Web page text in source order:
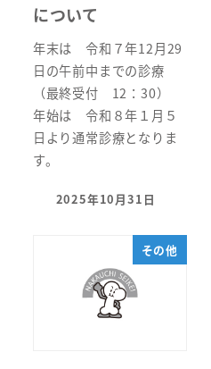
について
年末は 令和７年12月29
日の午前中までの診療
（最終受付 12：30）
年始は 令和８年１月５
日より通常診療となりま
す。
投稿日
2025年10月31日
その他